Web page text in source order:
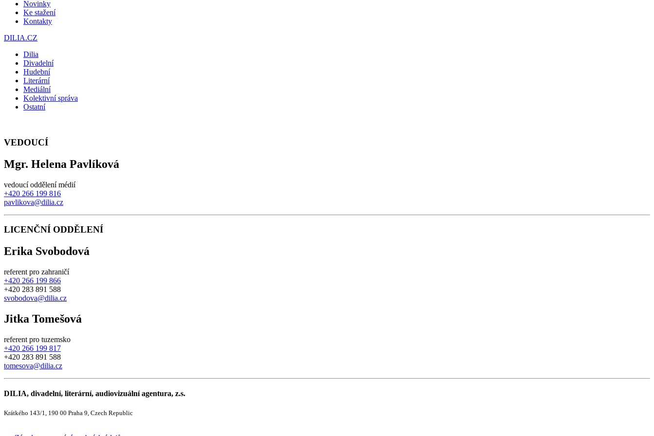
Novinky
Ke stažení
Kontakty
DILIA.CZ
Dilia
Divadelní
Hudební
Literární
Mediální
Kolektivní správa
Ostatní
VEDOUCÍ
Mgr. Helena Pavlíková
vedoucí oddělení médií
+420 266 199 816
pavlikova@dilia.cz
LICENČNÍ ODDĚLENÍ
Erika Svobodová
referent pro zahraničí
+420 266 199 866
+420 283 891 588
svobodova@dilia.cz
Jitka Tomešová
referent pro tuzemsko
+420 266 199 817
+420 283 891 588
tomesova@dilia.cz
DILIA, divadelní, literární, audiovizuální agentura, z.s.
Krátkého 143/1, 190 00 Praha 9, Czech Republic